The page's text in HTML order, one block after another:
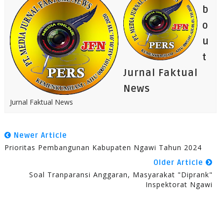
b
o
u
t
Jurnal Faktual
News
Jurnal Faktual News
Newer Article
Prioritas Pembangunan Kabupaten Ngawi Tahun 2024
Older Article
Soal Tranparansi Anggaran, Masyarakat "Diprank"
Inspektorat Ngawi